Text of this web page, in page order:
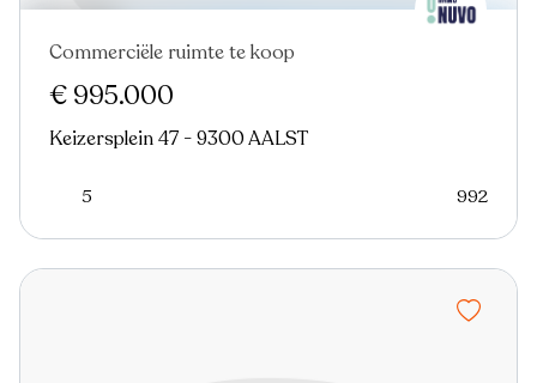
Nieuw
Commerciële ruimte te koop
€ 995.000
Keizersplein 47 - 9300 AALST
5 992